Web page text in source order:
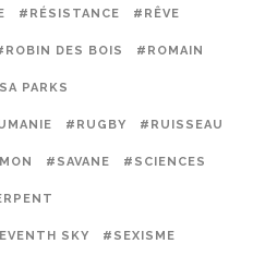
#RÉSISTANCE #RÊVE
DES BOIS #ROMAIN
PARKS
#RUGBY #RUISSEAU
#SAVANE #SCIENCES
SKY #SEXISME